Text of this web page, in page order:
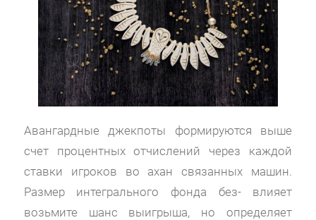
Авангардные джекпоты формируются выше
счет процентных отчислений через каждой
ставки игроков во ахан связанных машин.
Размер интегрального фонда без- влияет
возьмите шанс выигрыша, но определяет